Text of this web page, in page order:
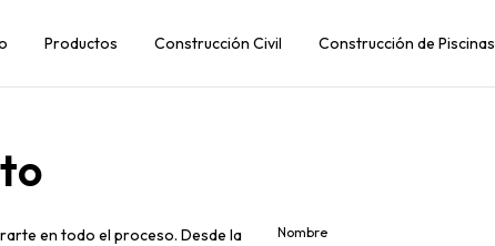
Productos Construcción Civil Construcción de Piscinas
en todo el proceso. Desde la
Nombre